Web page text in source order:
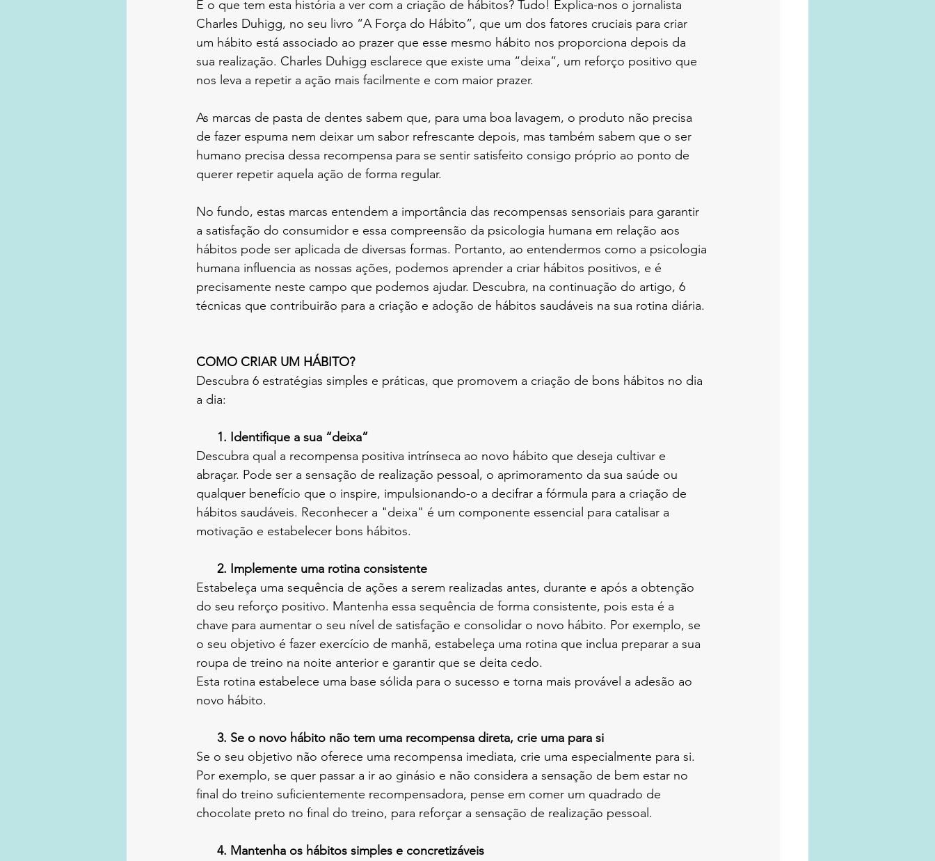
E o que tem esta história a ver com a criação de hábitos? Tudo! Explica-nos o jornalista
Charles Duhigg, no seu livro “A Força do Hábito”, que um dos fatores cruciais para criar
um hábito está associado ao prazer que esse mesmo hábito nos proporciona depois da
sua realização. Charles Duhigg esclarece que existe uma “deixa”, um reforço positivo que
nos leva a repetir a ação mais facilmente e com maior prazer.
As marcas de pasta de dentes sabem que, para uma boa lavagem, o produto não precisa
de fazer espuma nem deixar um sabor refrescante depois, mas também sabem que o ser
humano precisa dessa recompensa para se sentir satisfeito consigo próprio ao ponto de
querer repetir aquela ação de forma regular.
No fundo, estas marcas entendem a importância das recompensas sensoriais para garantir
a satisfação do consumidor e essa compreensão da psicologia humana em relação aos
hábitos pode ser aplicada de diversas formas. Portanto, ao entendermos como a psicologia
humana influencia as nossas ações, podemos aprender a criar hábitos positivos, e é
precisamente neste campo que podemos ajudar. Descubra, na continuação do artigo, 6
técnicas que contribuirão para a criação e adoção de hábitos saudáveis na sua rotina diária.
COMO CRIAR UM HÁBITO?
Descubra 6 estratégias simples e práticas, que promovem a criação de bons hábitos no dia
a dia:
      1. Identifique a sua “deixa”
Descubra qual a recompensa positiva intrínseca ao novo hábito que deseja cultivar e
abraçar. Pode ser a sensação de realização pessoal, o aprimoramento da sua saúde ou
qualquer benefício que o inspire, impulsionando-o a decifrar a fórmula para a criação de
hábitos saudáveis. Reconhecer a "deixa" é um componente essencial para catalisar a
motivação e estabelecer bons hábitos.
      2. Implemente uma rotina consistente
Estabeleça uma sequência de ações a serem realizadas antes, durante e após a obtenção
do seu reforço positivo. Mantenha essa sequência de forma consistente, pois esta é a
chave para aumentar o seu nível de satisfação e consolidar o novo hábito. Por exemplo, se
o seu objetivo é fazer exercício de manhã, estabeleça uma rotina que inclua preparar a sua
roupa de treino na noite anterior e garantir que se deita cedo.
Esta rotina estabelece uma base sólida para o sucesso e torna mais provável a adesão ao
novo hábito.
      3. Se o novo hábito não tem uma recompensa direta, crie uma para si
Se o seu objetivo não oferece uma recompensa imediata, crie uma especialmente para si.
Por exemplo, se quer passar a ir ao ginásio e não considera a sensação de bem estar no
final do treino suficientemente recompensadora, pense em comer um quadrado de
chocolate preto no final do treino, para reforçar a sensação de realização pessoal.
      4. Mantenha os hábitos simples e concretizáveis